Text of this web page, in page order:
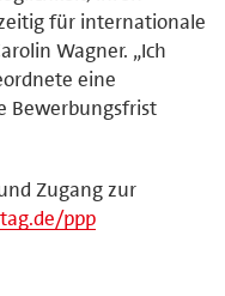
für internationale
Wagner. „Ich
eine
Bewerbungsfrist
Zugang zur
ppp